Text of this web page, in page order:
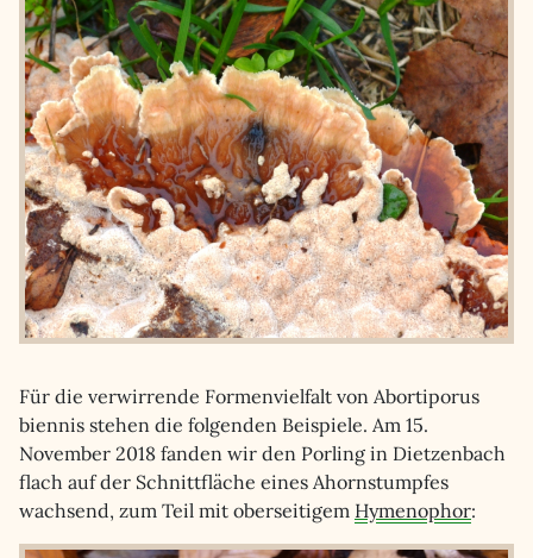
Für die verwirrende Formenvielfalt von Abortiporus
biennis stehen die folgenden Beispiele. Am 15.
November 2018 fanden wir den Porling in Dietzenbach
flach auf der Schnittfläche eines Ahornstumpfes
wachsend, zum Teil mit oberseitigem Hymenophor: